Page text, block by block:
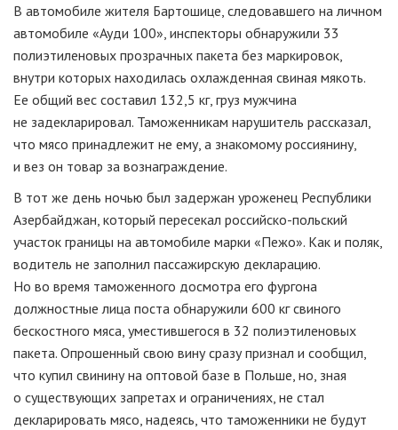
В автомобиле жителя Бартошице, следовавшего на личном
автомобиле «Ауди 100», инспекторы обнаружили 33
полиэтиленовых прозрачных пакета без маркировок,
внутри которых находилась охлажденная свиная мякоть.
Ее общий вес составил 132,5 кг, груз мужчина
не задекларировал. Таможенникам нарушитель рассказал,
что мясо принадлежит не ему, а знакомому россиянину,
и вез он товар за вознаграждение.
В тот же день ночью был задержан уроженец Республики
Азербайджан, который пересекал российско-польский
участок границы на автомобиле марки «Пежо». Как и поляк,
водитель не заполнил пассажирскую декларацию.
Но во время таможенного досмотра его фургона
должностные лица поста обнаружили 600 кг свиного
бескостного мяса, уместившегося в 32 полиэтиленовых
пакета. Опрошенный свою вину сразу признал и сообщил,
что купил свинину на оптовой базе в Польше, но, зная
о существующих запретах и ограничениях, не стал
декларировать мясо, надеясь, что таможенники не будут